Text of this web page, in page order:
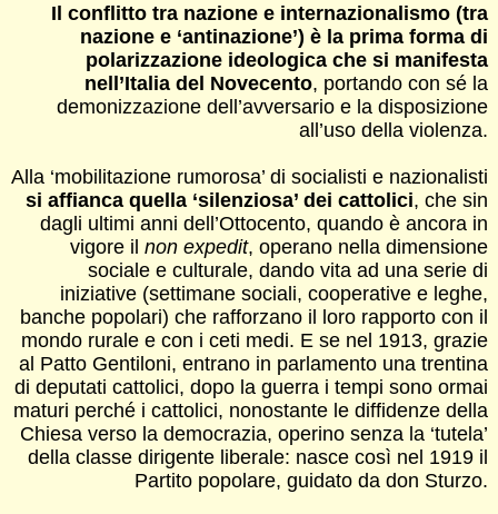
Il conflitto tra nazione e internazionalismo (tra
nazione e ‘antinazione’) è la prima forma di
polarizzazione ideologica che si manifesta
nell’Italia del Novecento, portando con sé la
demonizzazione dell’avversario e la disposizione
all’uso della violenza.
Alla ‘mobilitazione rumorosa’ di socialisti e nazionalisti
si affianca quella ‘silenziosa’ dei cattolici, che sin
dagli ultimi anni dell’Ottocento, quando è ancora in
vigore ilnon expedit, operano nella dimensione
sociale e culturale, dando vita ad una serie di
iniziative (settimane sociali, cooperative e leghe,
banche popolari) che rafforzano il loro rapporto con il
mondo rurale e con i ceti medi. E se nel 1913, grazie
al Patto Gentiloni, entrano in parlamento una trentina
di deputati cattolici, dopo la guerra i tempi sono ormai
maturi perché i cattolici, nonostante le diffidenze della
Chiesa verso la democrazia, operino senza la ‘tutela’
della classe dirigente liberale: nasce così nel 1919 il
Partito popolare, guidato da don Sturzo.